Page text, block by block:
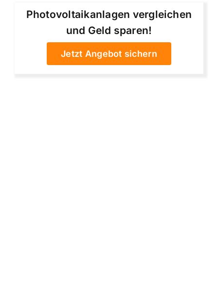
Photovoltaikanlagen vergleichen
und Geld sparen!
Jetzt Angebot sichern